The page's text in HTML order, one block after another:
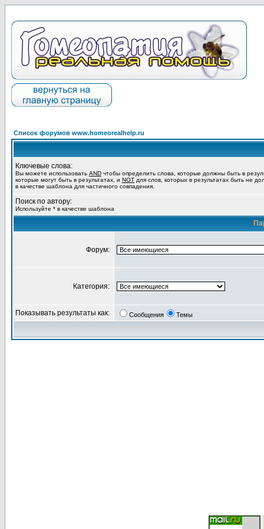
Список форумов www.homeorealhelp.ru
Ключевые слова:
Вы можете использовать AND чтобы определить слова, которые должны быть в
которые могут быть в результатах, и NOT для слов, которых в результатах быть не
в качестве шаблона для частичного совпадения.
Поиск по автору:
Используйте * в качестве шаблона
Форум:
Категория:
Показывать результаты как: Сообщения Темы